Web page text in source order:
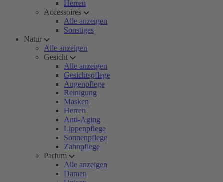
Herren
Accessoires
Alle anzeigen
Sonstiges
Natur
Alle anzeigen
Gesicht
Alle anzeigen
Gesichtspflege
Augenpflege
Reinigung
Masken
Herren
Anti-Aging
Lippenpflege
Sonnenpflege
Zahnpflege
Parfum
Alle anzeigen
Damen